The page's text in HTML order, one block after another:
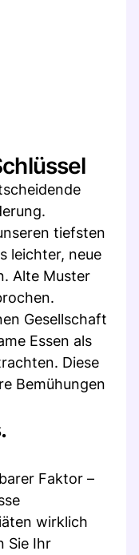
tiefsten
leichter, neue
Alte Muster
Gesellschaft
Essen als
Diese
Bemühungen
Faktor –
wirklich
Sie Ihr